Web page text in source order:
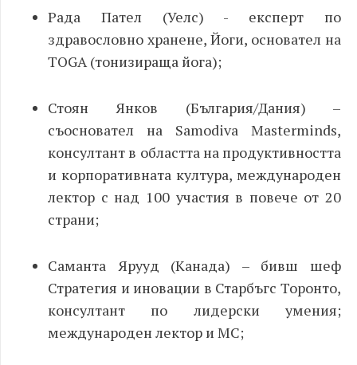
Рада Пател (Уелс) - експерт по
здравословно хранене, Йоги, основател на
TOGA (тонизираща йога);
Стоян Янков (България/Дания) –
съосновател на Samodiva Masterminds,
консултант в областта на продуктивността
и корпоративната култура, международен
лектор с над 100 участия в повече от 20
страни;
Саманта Ярууд (Канада) – бивш шеф
Стратегия и иновации в Старбъгс Торонто,
консултант по лидерски умения;
международен лектор и MC;